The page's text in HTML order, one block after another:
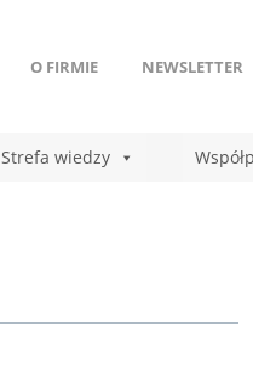
O FIRMIE NEWSLETTER
Strefa wiedzy